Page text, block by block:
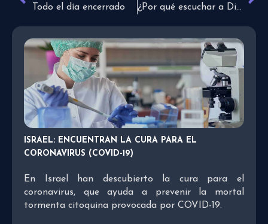
Todo el día encerrado
¿Por qué escuchar a Dios?
ISRAEL: ENCUENTRAN LA CURA PARA EL
CORONAVIRUS (COVID-19)
En Israel han descubierto la cura para el
coronavirus, que ayuda a prevenir la mortal
tormenta citoquina provocada por COVID-19.